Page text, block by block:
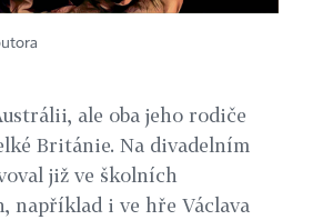
ale oba jeho rodiče
Británie. Na divadelním
již ve školních
například i ve hře Václava